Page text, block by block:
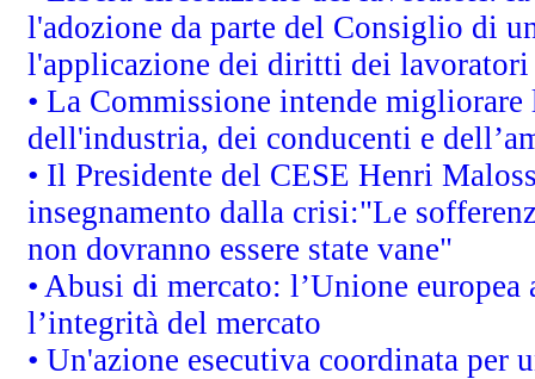
l'adozione da parte del Consiglio di
l'applicazione dei diritti dei lavoratori
• La Commissione intende
dell'industria, dei conducenti e
• Il Presidente del CESE Henri
insegnamento dalla crisi:"Le
non dovranno essere state vane"
• Abusi di mercato: l’Unione
l’integrità del mercato
• Un'azione esecutiva coordinata